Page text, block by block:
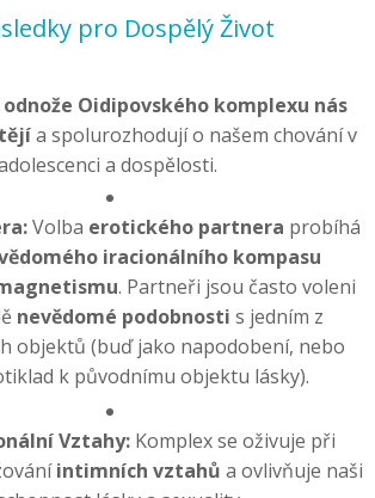
pro Dospělý Život
odnože Oidipovského komplexu nás
a spolurozhodují o našem chování v
a dospělosti.
Volba erotického partnera probíhá
iracionálního kompasu
. Partneři jsou často voleni
nevědomé podobnosti s jedním z
objektů (buď jako napodobení, nebo
k původnímu objektu lásky).
Vztahy:Komplex se oživuje při
intimních vztahů a ovlivňuje naši